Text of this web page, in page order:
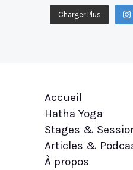
Charger Plus
Accueil
Hatha Yoga
Stages &
Articles &
À propos